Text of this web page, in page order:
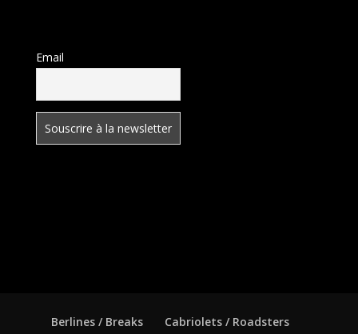
Email
Berlines / Breaks Cabriolets / Roadsters